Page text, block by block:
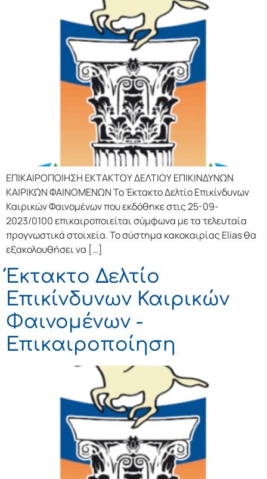
ΕΠΙΚΑΙΡΟΠΟΙΗΣΗ ΕΚΤΑΚΤΟΥ ΔΕΛΤΙΟΥ ΕΠΙΚΙΝΔΥΝΩΝ
ΚΑΙΡΙΚΩΝ ΦΑΙΝΟΜΕΝΩΝ Το Έκτακτο Δελτίο Επικίνδυνων
Καιρικών Φαινομένων που εκδόθηκε στις 25-09-
2023/0100 επικαιροποιείται σύμφωνα με τα τελευταία
προγνωστικά στοιχεία. Το σύστημα κακοκαιρίας Elias θα
εξακολουθήσει να […]
Έκτακτο Δελτίο
Επικίνδυνων Καιρικών
Φαινομένων -
Επικαιροποίηση